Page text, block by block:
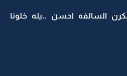
السالفه احسن ..يله خلونا